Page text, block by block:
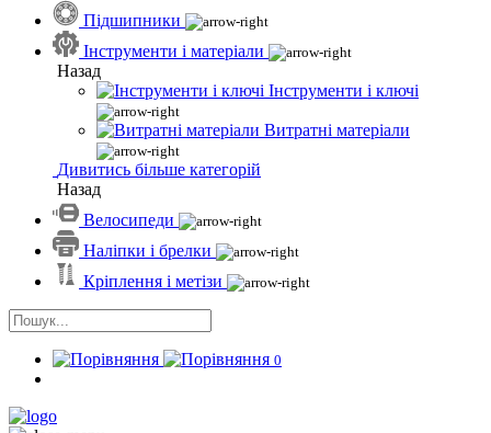
Підшипники
Інструменти і матеріали
Назад
Інструменти і ключі
Витратні матеріали
Дивитись більше категорій
Назад
Велосипеди
Наліпки і брелки
Кріплення і метізи
0